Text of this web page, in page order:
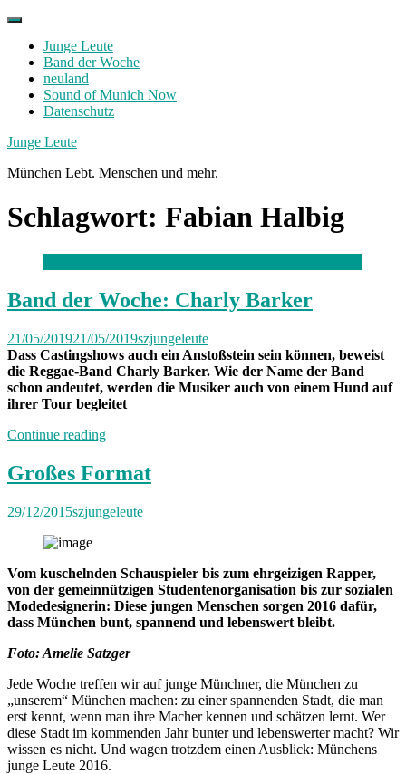
Skip
contentJunge Leute
Band der Woche
neuland
Sound of Munich Now
Datenschutz
Facebook
Twitter
Instagram
Junge Leute
München Lebt. Menschen und mehr.
Schlagwort: Fabian Halbig
Band der Woche: Charly Barker
21/05/201921/05/2019szjungeleute
Dass Castingshows auch ein Anstoßstein sein können, beweist
die Reggae-Band Charly Barker. Wie der Name der Band
schon andeutet, werden die Musiker auch von einem Hund auf
ihrer Tour begleitet
Continue reading„Band
Woche:
Charly
Großes Format
29/12/2015szjungeleute
Vom kuschelnden Schauspieler bis zum ehrgeizigen Rapper,
von der gemeinnützigen Studentenorganisation bis zur sozialen
Modedesignerin: Diese jungen Menschen sorgen 2016 dafür,
dass München bunt, spannend und lebenswert bleibt.
Foto: Amelie Satzger
Jede Woche treffen wir auf junge Münchner, die München zu
„unserem“ München machen: zu einer spannenden Stadt, die man
erst kennt, wenn man ihre Macher kennen und schätzen lernt. Wer
diese Stadt im kommenden Jahr bunter und lebenswerter macht? Wir
wissen es nicht. Und wagen trotzdem einen Ausblick: Münchens
junge Leute 2016.